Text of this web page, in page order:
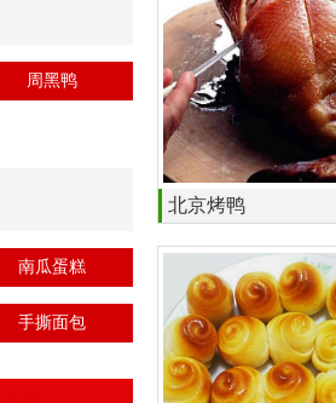
周黑鸭
南瓜蛋糕
手撕面包
北京烤鸭